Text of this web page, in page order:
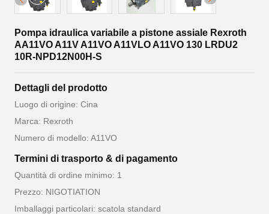
Pompa idraulica variabile a pistone assiale Rexroth
AA11VO A11V A11VO A11VLO A11VO 130 LRDU2
10R-NPD12N00H-S
Dettagli del prodotto
Luogo di origine: Cina
Marca: Rexroth
Numero di modello: A11VO
Termini di trasporto & di pagamento
Quantità di ordine minimo: 1
Prezzo: NIGOTIATION
Imballaggi particolari: scatola standard